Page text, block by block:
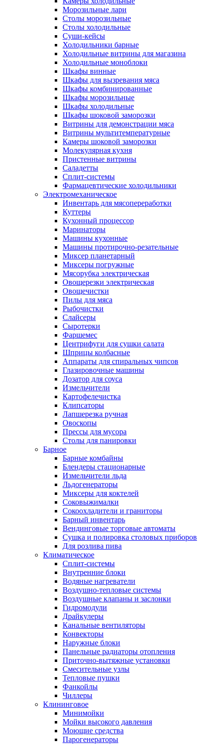
Морозильные лари
Столы морозильные
Столы холодильные
Суши-кейсы
Холодильники барные
Холодильные витрины для магазина
Холодильные моноблоки
Шкафы винные
Шкафы для вызревания мяса
Шкафы комбинированные
Шкафы морозильные
Шкафы холодильные
Шкафы шоковой заморозки
Витрины для демонстрации мяса
Витрины мультитемпературные
Камеры шоковой заморозки
Молекулярная кухня
Пристенные витрины
Саладетты
Сплит-системы
Фармацевтические холодильники
Электромеханическое
Инвентарь для мясопереработки
Куттеры
Кухонный процессор
Маринаторы
Машины кухонные
Машины протирочно-резательные
Миксер планетарный
Миксеры погружные
Мясорубка электрическая
Овощерезки электрическая
Овощечистки
Пилы для мяса
Рыбочистки
Слайсеры
Сыротерки
Фаршемес
Центрифуги для сушки салата
Шприцы колбасные
Аппараты для спиральных чипсов
Глазировочные машины
Дозатор для соуса
Измельчители
Картофелечистка
Клипсаторы
Лапшерезка ручная
Овоскопы
Прессы для мусора
Столы для панировки
Барное
Барные комбайны
Блендеры стационарные
Измельчители льда
Льдогенераторы
Миксеры для коктелей
Соковыжималки
Сокоохладители и граниторы
Барный инвентарь
Вендинговые торговые автоматы
Сушка и полировка столовых приборов
Для розлива пива
Климатическое
Сплит-системы
Внутренние блоки
Водяные нагреватели
Воздушно-тепловые системы
Воздушные клапаны и заслонки
Гидромодули
Драйкулеры
Канальные вентиляторы
Конвекторы
Наружные блоки
Панельные радиаторы отопления
Приточно-вытяжные установки
Смесительные узлы
Тепловые пушки
Фанкойлы
Чиллеры
Клининговое
Минимойки
Мойки высокого давления
Моющие средства
Парогенераторы